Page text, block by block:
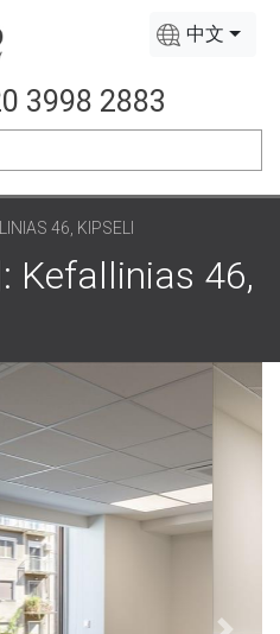
中文
3998 2883
46, KIPSELI
Kefallinias 46,